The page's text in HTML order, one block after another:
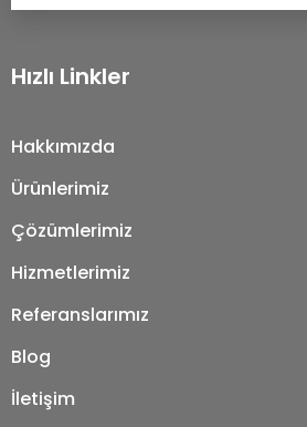
Hızlı Linkler
Hakkımızda
Ürünlerimiz
Çözümlerimiz
Hizmetlerimiz
Referanslarımız
Blog
İletişim